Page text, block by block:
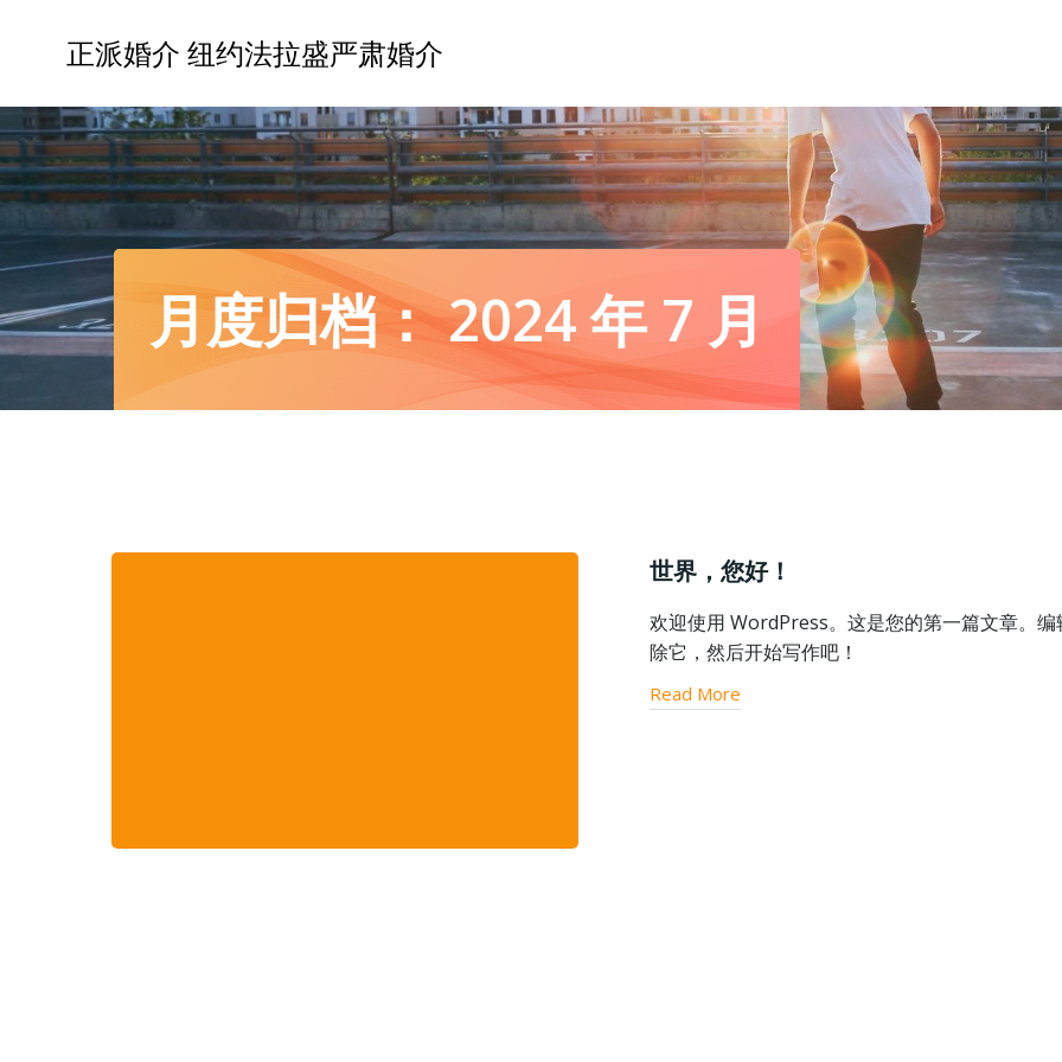
正派婚介 纽约法拉盛严肃婚介
月度归档：2024 年 7 月
世界，您好！
欢迎使用 WordPress。这是您的第一篇文章。编
除它，然后开始写作吧！
Read More